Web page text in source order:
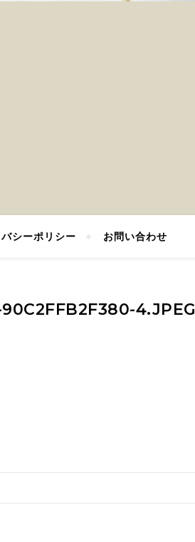
シーポリシー お問い合わせ
4.JPEG